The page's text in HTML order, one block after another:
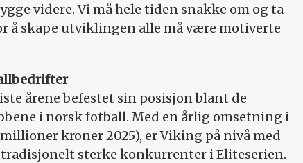
videre. Vi må hele tiden snakke om og ta
å skape utviklingen alle må være motiverte
årene befestet sin posisjon blant de
i norsk fotball. Med en årlig omsetning i
kroner 2025), er Viking på nivå med
sterke konkurrenter i Eliteserien.